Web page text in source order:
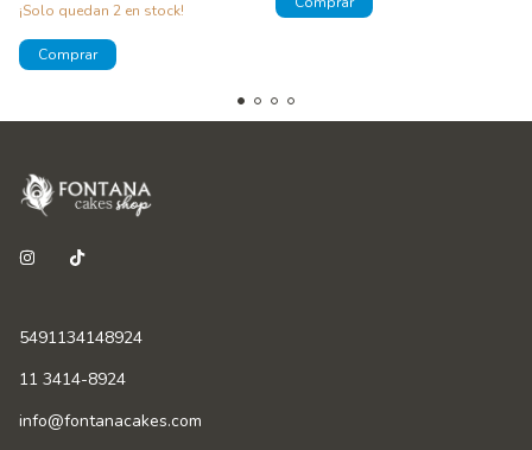
¡Solo quedan 2 en stock!
5491134148924
11 3414-8924
info@fontanacakes.com